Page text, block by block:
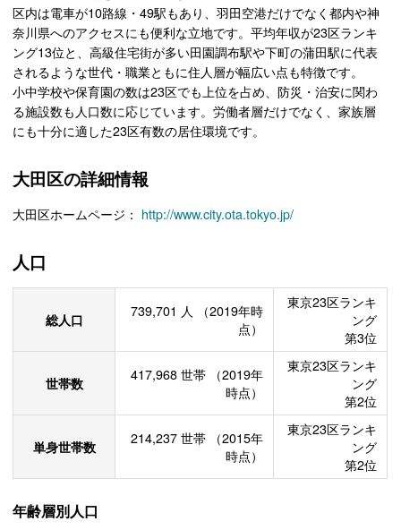
区内は電車が10路線・49駅もあり、羽田空港だけでなく都内や神
奈川県へのアクセスにも便利な立地です。平均年収が23区ランキ
ング13位と、高級住宅街が多い田園調布駅や下町の蒲田駅に代表
されるような世代・職業ともに住人層が幅広い点も特徴です。
小中学校や保育園の数は23区でも上位を占め、防災・治安に関わ
る施設数も人口数に応じています。労働者層だけでなく、家族層
にも十分に適した23区有数の居住環境です。
大田区の詳細情報
大田区ホームページ： http://www.city.ota.tokyo.jp/
人口
総人口 739,701 人
（2019年時
点）
東京23区ランキ
ング
第3位
世帯数 417,968 世帯
（2019年
時点）
東京23区ランキ
ング
第2位
単身世帯数 214,237 世帯
（2015年
時点）
東京23区ランキ
ング
第2位
年齢層別人口